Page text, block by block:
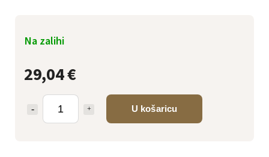
29,04 €
U košaricu
Na zalihi